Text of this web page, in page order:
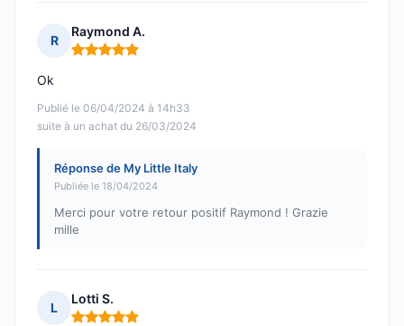
R
Raymond A.
Note : 5 sur 5
Publié le 06/04/2024 à 14h33
suite à un achat du 26/03/2024
Ok
Réponse de My Little Italy
Publiée le 18/04/2024
Merci pour votre retour positif Raymond ! Grazie
mille
L
Lotti S.